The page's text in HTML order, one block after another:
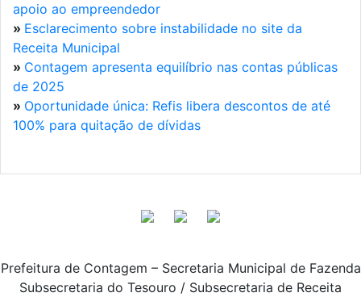
apoio ao empreendedor
» Esclarecimento sobre instabilidade no site da
Receita Municipal
» Contagem apresenta equilíbrio nas contas públicas
de 2025
» Oportunidade única: Refis libera descontos de até
100% para quitação de dívidas
Prefeitura de Contagem – Secretaria Municipal de Fazenda
Subsecretaria do Tesouro / Subsecretaria de Receita